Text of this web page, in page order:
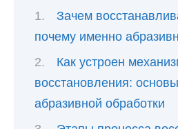
Зачем
почему именно
Как устроен
восстановления:
абразивной обработки